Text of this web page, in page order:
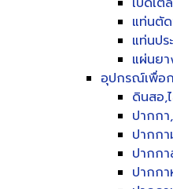
แท่นตั
แท่นปร
แผ่นย
อุปกรณ์เพื่อ
ดินสอ,
ปากก
ปากกา
ปากก
ปากกา